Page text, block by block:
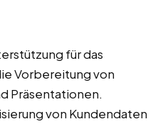
für das
Vorbereitung von
Präsentationen.
von Kundendaten